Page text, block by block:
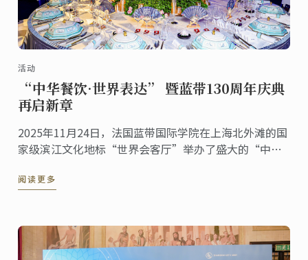
活动
“中华餐饮·世界表达” 暨蓝带130周年庆典
再启新章
2025年11月24日，法国蓝带国际学院在上海北外滩的国
家级滨江文化地标“世界会客厅”举办了盛大的“中华
家的驻沪总领事、国际友人，以及来自艺术、文化等各
阅读更多